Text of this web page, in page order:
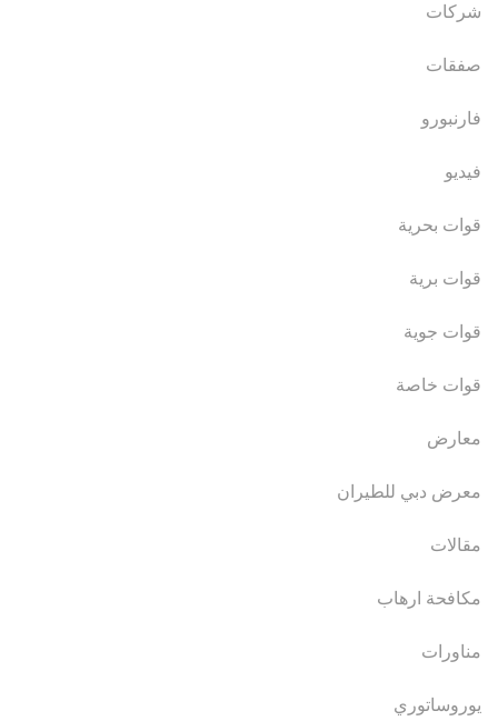
شركات
صفقات
فارنبورو
فيديو
قوات بحرية
قوات برية
قوات جوية
قوات خاصة
معارض
معرض دبي للطيران
مقالات
مكافحة ارهاب
مناورات
يوروساتوري